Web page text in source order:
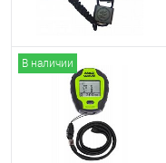
В наличии